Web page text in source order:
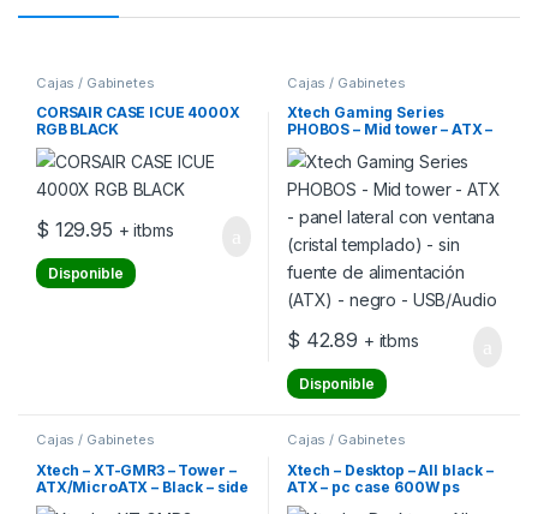
Cajas / Gabinetes
CORSAIR CASE ICUE 4000X
RGB BLACK
$ 129.95 + itbms
Disponible
Cajas / Gabinetes
Xtech Gaming Series
PHOBOS – Mid tower – ATX –
panel lateral con ventana
(cristal templado) – sin
fuente de alimentación
(ATX) – negro – USB/Audio
$ 42.89 + itbms
Disponible
Cajas / Gabinetes
Xtech – XT-GMR3 – Tower –
ATX/MicroATX – Black – side
Acrylic window
Cajas / Gabinetes
Xtech – Desktop – All black –
ATX – pc case 600W ps